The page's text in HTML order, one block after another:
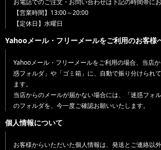
【営業時間】13:00～20:00
【定休日】水曜日
Yahooメール・フリーメールをご利用のお客様
Yahooメール・フリーメールをご利用の場合、当店
惑フォルダ」や「ゴミ箱」に、自動で振り分けられ
ます。
当店からのメールが届かない場合には、「迷惑フォ
のフォルダを、今一度ご確認お願いいたします。
個人情報について
お客様からいただいた個人情報は、発送とご連絡以